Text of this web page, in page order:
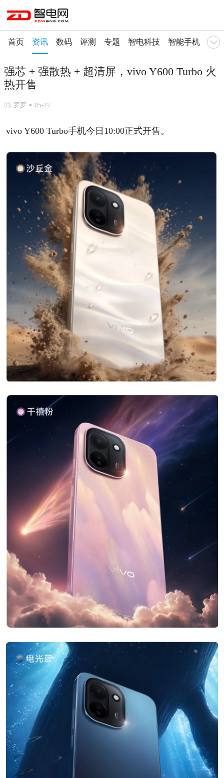
首页 资讯 数码 评测 专题 智电科技 智能手机 智
强芯 + 强散热 + 超清屏，vivo Y600 Turbo 火
热开售
罗罗 05-27
vivo Y600 Turbo手机今日10:00正式开售。